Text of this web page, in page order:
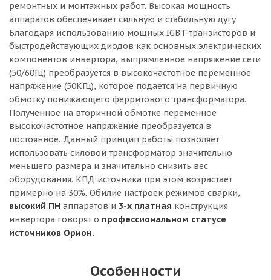
ремонтных и монтажных работ. Высокая мощность
аппаратов обеспечивает сильную и стабильную дугу.
Благодаря использованию мощных IGBT-транзисторов и
быстродействующих диодов как основных электрических
компонентов инвертора, выпрямленное напряжение сети
(50/60Гц) преобразуется в высокочастотное переменное
напряжение (50КГц), которое подается на первичную
обмотку понижающего ферритового трансформатора.
Полученное на вторичной обмотке переменное
высокочастотное напряжение преобразуется в
постоянное. Данный принцип работы позволяет
использовать силовой трансформатор значительно
меньшего размера и значительно снизить вес
оборудования. КПД источника при этом возрастает
примерно на 30%. Обилие настроек режимов сварки,
высокий ПН аппаратов и 3-х платная конструкция
инвертора говорят о профессиональном статусе
источников Орион.
Особенности